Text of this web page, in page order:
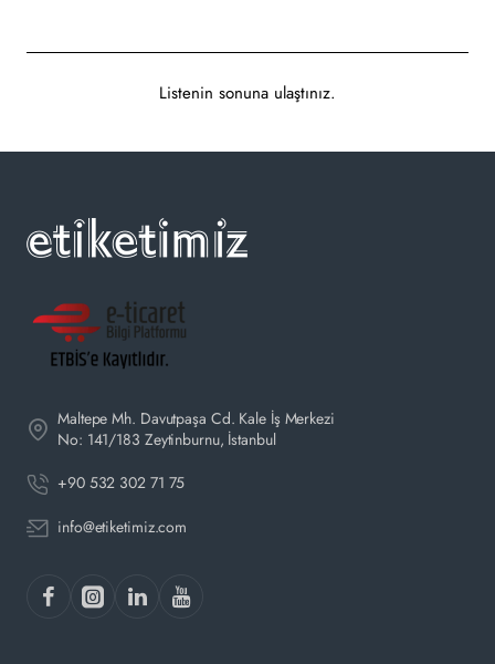
Listenin sonuna ulaştınız.
Maltepe Mh. Davutpaşa Cd. Kale İş Merkezi
No: 141/183 Zeytinburnu, İstanbul
+90 532 302 71 75
info@etiketimiz.com